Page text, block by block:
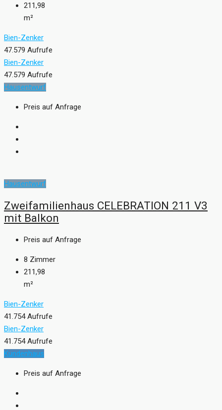
211,98
m²
Bien-Zenker
47.579 Aufrufe
Bien-Zenker
47.579 Aufrufe
Hausentwurf
Preis auf Anfrage
Hausentwurf
Zweifamilienhaus CELEBRATION 211 V3
mit Balkon
Preis auf Anfrage
8 Zimmer
211,98
m²
Bien-Zenker
41.754 Aufrufe
Bien-Zenker
41.754 Aufrufe
Kundenhaus
Preis auf Anfrage